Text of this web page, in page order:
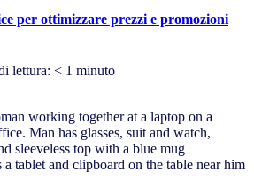
per ottimizzare prezzi e promozioni
lettura: < 1 minuto